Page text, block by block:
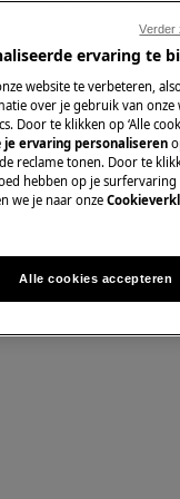
Wisselstukken en
Vind originele
onze webshop
Koop
ervaring te
website te verbeteren,
over je gebruik van onze
Door te klikken op ‘Alle
je ervaring personaliseren
reclame tonen. Door te
hebben op je
we je naar onze
Alle cookies accepteren
Verder